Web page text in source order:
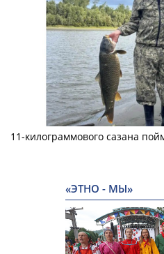
11-килограммового сазана
«ЭТНО - МЫ»